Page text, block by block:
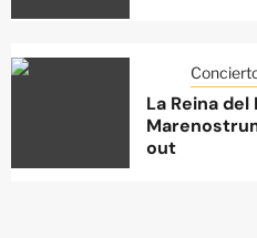
La Reina
out